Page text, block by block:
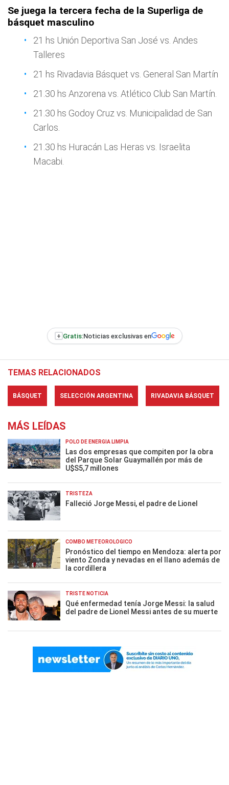
Se juega la tercera fecha de la Superliga de
básquet masculino
21 hs Unión Deportiva San José vs. Andes
Talleres
21 hs Rivadavia Básquet vs. General San Martín
21.30 hs Anzorena vs. Atlético Club San Martín.
21.30 hs Godoy Cruz vs. Municipalidad de San
Carlos.
21.30 hs Huracán Las Heras vs. Israelita
Macabi.
+ Gratis:Noticias exclusivas en
TEMAS RELACIONADOS
BÁSQUET SELECCIÓN ARGENTINA RIVADAVIA BÁSQUET
MÁS LEÍDAS
POLO DE ENERGÍA LIMPIA
Las dos empresas que compiten por la obra
del Parque Solar Guaymallén por más de
U$S5,7 millones
TRISTEZA
Falleció Jorge Messi, el padre de Lionel
COMBO METEOROLÓGICO
Pronóstico del tiempo en Mendoza: alerta por
viento Zonda y nevadas en el llano además de
la cordillera
TRISTE NOTICIA
Qué enfermedad tenía Jorge Messi: la salud
del padre de Lionel Messi antes de su muerte